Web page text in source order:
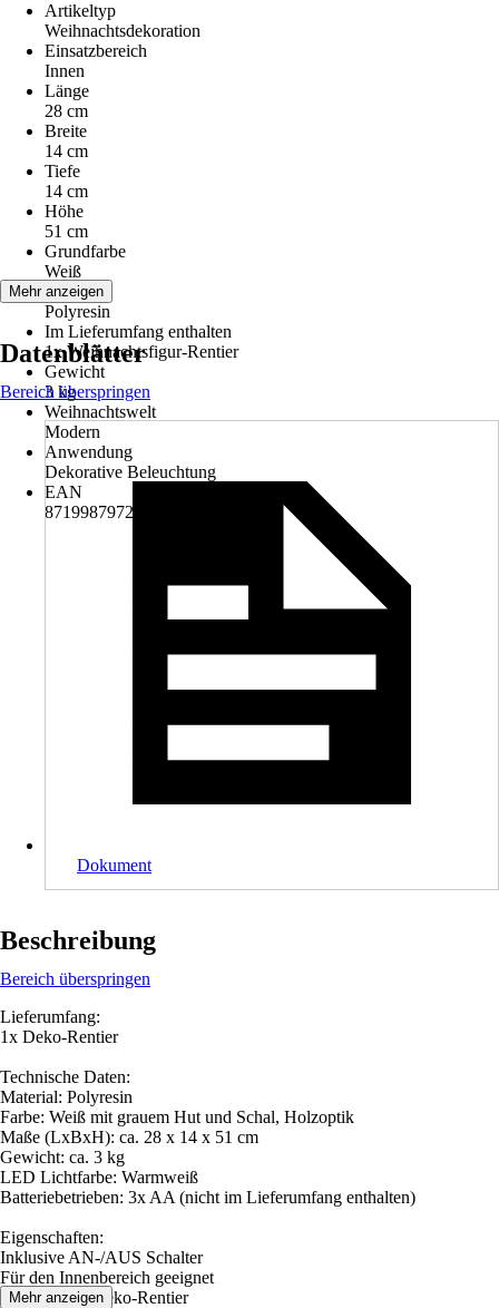
Artikeltyp
Weihnachtsdekoration
Einsatzbereich
Innen
Länge
28 cm
Breite
14 cm
Tiefe
14 cm
Höhe
51 cm
Grundfarbe
Weiß
Material
Polyresin
Im Lieferumfang enthalten
1x Weihnachtsfigur-Rentier
Gewicht
3 kg
Weihnachtswelt
Modern
Anwendung
Dekorative Beleuchtung
EAN
8719987972782
Mehr anzeigen
Datenblätter
Bereich überspringen
Dokument
Beschreibung
Bereich überspringen
Lieferumfang:
1x Deko-Rentier
Technische Daten:
Material: Polyresin
Farbe: Weiß mit grauem Hut und Schal, Holzoptik
Maße (LxBxH): ca. 28 x 14 x 51 cm
Gewicht: ca. 3 kg
LED Lichtfarbe: Warmweiß
Batteriebetrieben: 3x AA (nicht im Lieferumfang enthalten)
Eigenschaften:
Inklusive AN-/AUS Schalter
Für den Innenbereich geeignet
Beleuchteter Deko-Rentier
Mehr anzeigen